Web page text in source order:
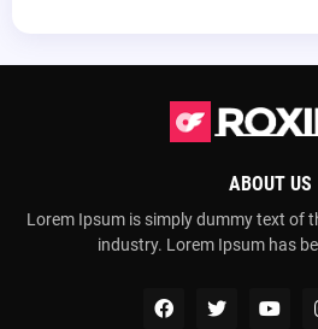
ABOUT US
Lorem Ipsum is simply dummy text of
industry. Lorem Ipsum has